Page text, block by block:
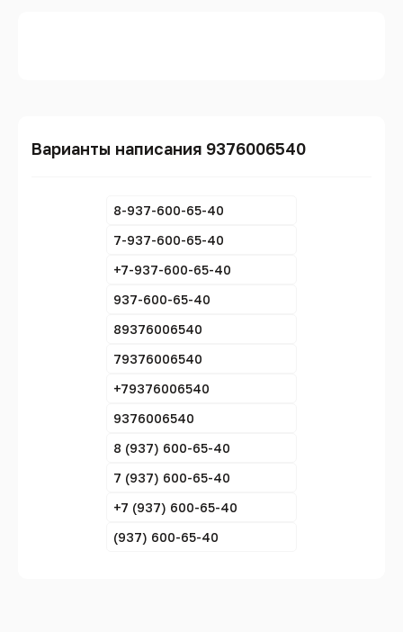
Варианты написания 9376006540
8-937-600-65-40
7-937-600-65-40
+7-937-600-65-40
937-600-65-40
89376006540
79376006540
+79376006540
9376006540
8 (937) 600-65-40
7 (937) 600-65-40
+7 (937) 600-65-40
(937) 600-65-40